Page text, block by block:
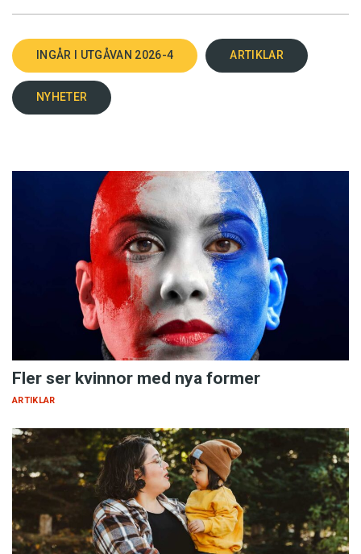
INGÅR I UTGÅVAN 2026-4 ARTIKLAR
NYHETER
Fler ser kvinnor med nya former
ARTIKLAR